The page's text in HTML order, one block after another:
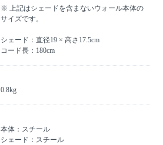
※ 上記はシェードを含まないウォール本体の
サイズです。
シェード：直径19 × 高さ17.5cm
コード長：180cm
0.8kg
本体：スチール
シェード：スチール